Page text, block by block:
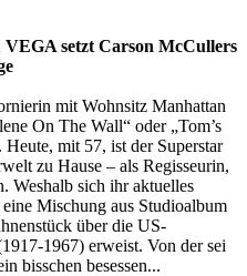
setzt Carson McCullers
mit Wohnsitz Manhattan
On The Wall“ oder „Tom’s
mit 57, ist der Superstar
zu Hause – als Regisseurin,
Weshalb sich ihr aktuelles
Mischung aus Studioalbum
über die US-
1967) erweist. Von der sei
bisschen besessen...